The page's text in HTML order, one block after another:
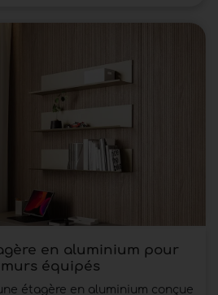
en aluminium pour
équipés
étagère en aluminium conçue